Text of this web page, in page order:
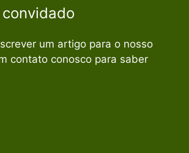
um artigo para o nosso
contato conosco para saber